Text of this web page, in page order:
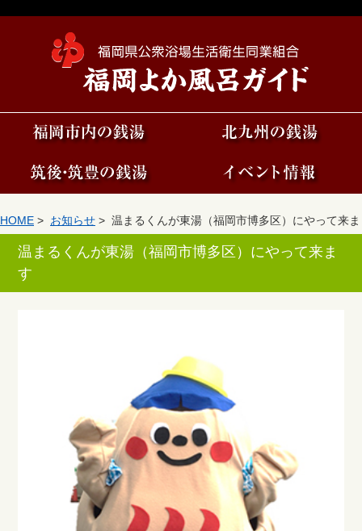
HOME > お知らせ > 温まるくんが東湯（福岡市博多区）にやって来ま
温まるくんが東湯（福岡市博多区）にやって来ま
す